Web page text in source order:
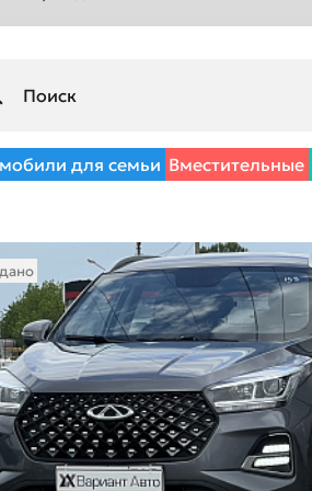
для семьи Вместительные